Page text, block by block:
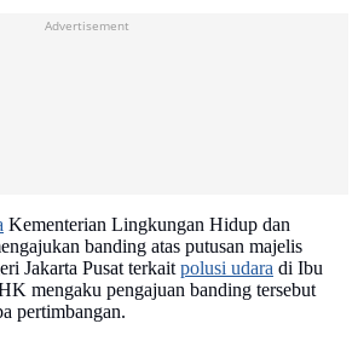
Advertisement
Kementerian Lingkungan Hidup dan
banding atas putusan majelis
Jakarta Pusat terkaitpolusi udara di Ibu
mengaku pengajuan banding tersebut
pertimbangan.